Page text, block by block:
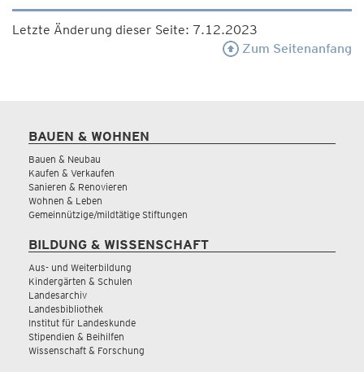
Letzte Änderung dieser Seite: 7.12.2023
Zum Seitenanfang
BAUEN & WOHNEN
Bauen & Neubau
Kaufen & Verkaufen
Sanieren & Renovieren
Wohnen & Leben
Gemeinnützige/mildtätige Stiftungen
BILDUNG & WISSENSCHAFT
Aus- und Weiterbildung
Kindergärten & Schulen
Landesarchiv
Landesbibliothek
Institut für Landeskunde
Stipendien & Beihilfen
Wissenschaft & Forschung